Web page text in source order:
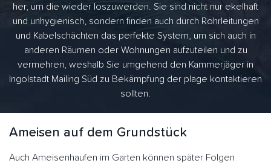
her, um die wieder loszuwerden. Sie sind nicht nur ekelhaft
und unhygienisch, sondern finden auch durch Rohrleitungen
und Kabelschächten das perfekte System, um sich auch in
anderen Räumen oder Wohnungen aufzuteilen und zu
vermehren, weshalb Sie umgehend den Kammerjäger in
Ingolstadt Mailing Süd zu Bekämpfung der plage kontaktieren
sollten.
Ameisen auf dem Grundstück
Auch Ameisenhaufen im Garten können später Folgen